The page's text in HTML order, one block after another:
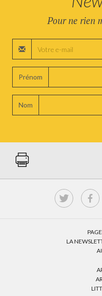
Pour ne rien
Prénom
Nom
LA